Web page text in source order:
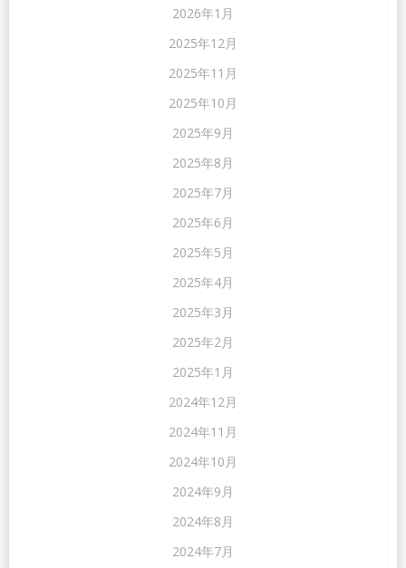
2026年1月
2025年12月
2025年11月
2025年10月
2025年9月
2025年8月
2025年7月
2025年6月
2025年5月
2025年4月
2025年3月
2025年2月
2025年1月
2024年12月
2024年11月
2024年10月
2024年9月
2024年8月
2024年7月